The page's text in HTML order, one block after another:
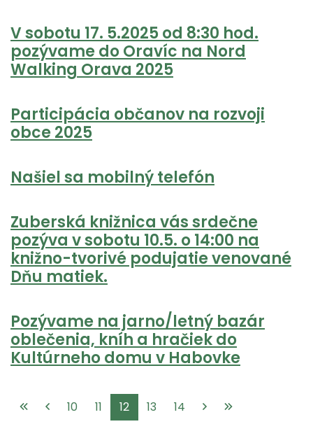
V sobotu 17. 5.2025 od 8:30 hod.
pozývame do Oravíc na Nord
Walking Orava 2025
Participácia občanov na rozvoji
obce 2025
Našiel sa mobilný telefón
Zuberská knižnica vás srdečne
pozýva v sobotu 10.5. o 14:00 na
knižno-tvorivé podujatie venované
Dňu matiek.
Pozývame na jarno/letný bazár
oblečenia, kníh a hračiek do
Kultúrneho domu v Habovke
10 11 12 13 14